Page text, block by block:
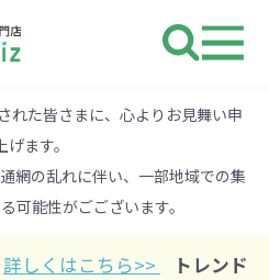
れた皆さまに、心よりお見舞い申
げます。
網の乱れに伴い、一部地域での集
可能性がごございます。
詳しくはこちら>>
トレンド